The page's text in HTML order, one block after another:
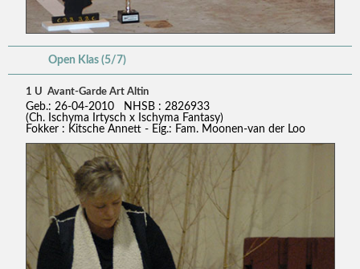
Open Klas (5/7)
1 U Avant-Garde Art Altin
Geb.: 26-04-2010 NHSB : 2826933
(Ch. Ischyma Irtysch x Ischyma Fantasy)
Fokker : Kitsche Annett - Eig.: Fam. Moonen-van der Loo